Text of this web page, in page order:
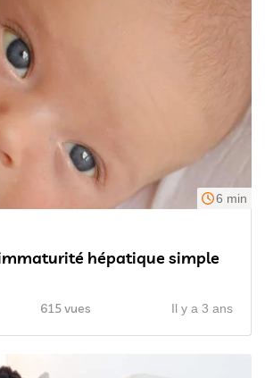
6 min
hépatique simple
615 vues Il y a 3 ans